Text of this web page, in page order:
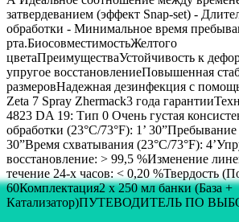
затвердеванием (эффект Snap-set) -
обработки - Минимальное время
рта.БиосовместимостьЖелтого
цветаПреимуществаУстойчивость к
упругое восстановлениеПовышенная
размеровНадежная дезинфекция с
Zeta 7 Spray Zhermack3 года
4823 DA 19: Тип 0 Очень густая
обработки (23°C/73°F): 1’ 30”Пребывание
30”Время схватывания (23°C/73°F):
восстановление: > 99,5 %Изменение
течение 24-х часов: < 0,20 %Твердость
60Комплектация2 x 250 мл банки (База +
Катализатор)ПУТЕВОДИТЕЛЬ ПО